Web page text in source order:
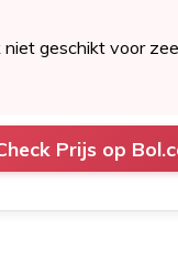
niet geschikt voor
Prijs op